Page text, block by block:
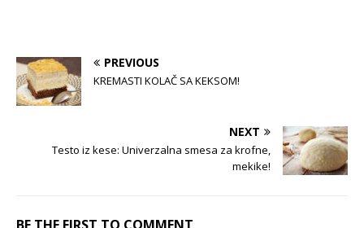
PREVIOUS
KREMASTI KOLAČ SA KEKSOM!
NEXT
Testo iz kese: Univerzalna smesa za krofne,
mekike!